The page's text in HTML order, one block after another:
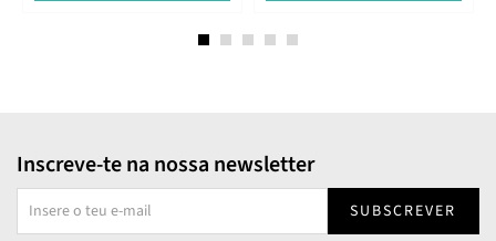
Inscreve-te na nossa newsletter
SUBSCREVER